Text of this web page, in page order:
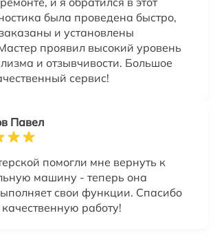
была проведена быстро,
и установлены
проявил высокий уровень
и отзывчивости. Большое
сервис!
Павел
помогли мне вернуть к
машину - теперь она
свои функции. Спасибо
работу!